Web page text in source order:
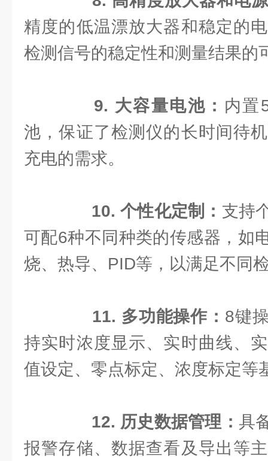
精度的低温漂放大器和稳定的
检测信号的稳定性和测量结果的
9. 大容量电池： 内置
池，保证了检测仪的长时间待
充电的需求。
10. 个性化定制： 支持
可配6种不同种类的传感器，如
烧、热导、PID等，以满足不同
11. 多功能操作： 8键
持实时浓度显示、实时曲线、
值设定、零点标定、浓度标定等
12. 历史数据管理：具
报警存储、数据查看及导出等